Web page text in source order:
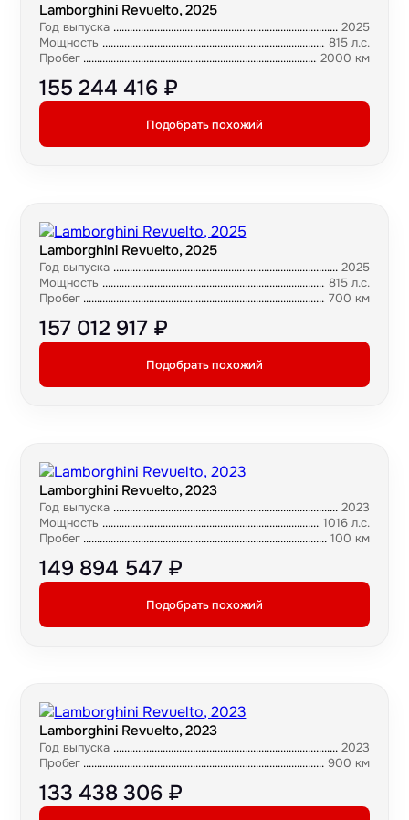
Lamborghini Revuelto, 2025
Год выпуска
2025
Мощность
815 л.с.
Пробег
2000 км
155 244 416 ₽
Подобрать похожий
Lamborghini Revuelto, 2025
Год выпуска
2025
Мощность
815 л.с.
Пробег
700 км
157 012 917 ₽
Подобрать похожий
Lamborghini Revuelto, 2023
Год выпуска
2023
Мощность
1016 л.с.
Пробег
100 км
149 894 547 ₽
Подобрать похожий
Lamborghini Revuelto, 2023
Год выпуска
2023
Пробег
900 км
133 438 306 ₽